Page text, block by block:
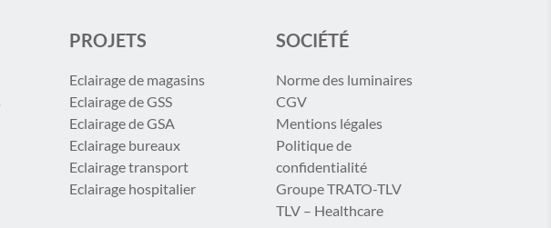
PROJETS
Eclairage de magasins
Eclairage de GSS
Eclairage de GSA
Eclairage bureaux
Eclairage transport
Eclairage hospitalier
SOCIÉTÉ
Norme des luminaires
CGV
Mentions légales
Politique de
confidentialité
Groupe TRATO-TLV
TLV – Healthcare